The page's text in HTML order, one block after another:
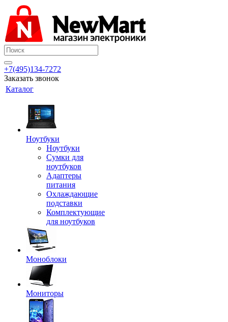
+7(495)134-7272
Заказать звонок
Каталог
Ноутбуки
Ноутбуки
Сумки для
ноутбуков
Адаптеры
питания
Охлаждающие
подставки
Комплектующие
для ноутбуков
Моноблоки
Мониторы